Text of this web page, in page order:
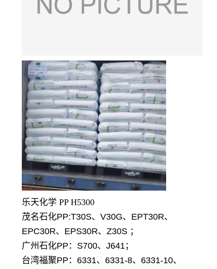
乐天化学 PP H5300
茂名石化PP:T30S、V30G、EPT30R、
EPC30R、EPS30R、Z30S ；
广州石化PP：S700、J641；
台湾福聚PP：6331、6331-8、6331-10、